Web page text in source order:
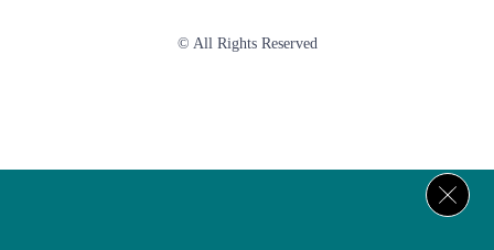
© All Rights Reserved